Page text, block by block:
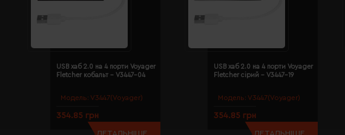
Модель: V3447(Voyager)
USB хаб 2.0 на 4 порти Voyager
Fletcher кобальт - V3447-04
354.85 грн
Модель: V3447(Voyager)
USB хаб 2.0 на 4 порти Voyager
Fletcher сірий - V3447-19
354.85 грн